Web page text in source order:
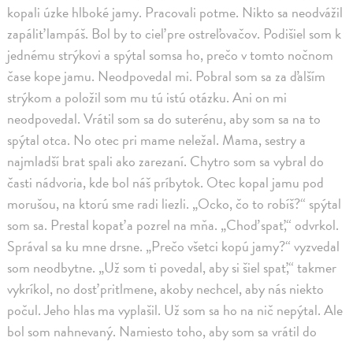
kopali úzke hlboké jamy. Pracovali potme. Nikto sa neodvážil
zapáliť lampáš. Bol by to cieľ pre ostreľovačov. Podišiel som k
jednému strýkovi a spýtal somsa ho, prečo v tomto nočnom
čase kope jamu. Neodpovedal mi. Pobral som sa za ďalším
strýkom a položil som mu tú istú otázku. Ani on mi
neodpovedal. Vrátil som sa do suterénu, aby som sa na to
spýtal otca. No otec pri mame neležal. Mama, sestry a
najmladší brat spali ako zarezaní. Chytro som sa vybral do
časti nádvoria, kde bol náš príbytok. Otec kopal jamu pod
morušou, na ktorú sme radi liezli. „Ocko, čo to robíš?“ spýtal
som sa. Prestal kopať a pozrel na mňa. „Choď spať,“ odvrkol.
Správal sa ku mne drsne. „Prečo všetci kopú jamy?“ vyzvedal
som neodbytne. „Už som ti povedal, aby si šiel spať,“ takmer
vykríkol, no dosť pritlmene, akoby nechcel, aby nás niekto
počul. Jeho hlas ma vyplašil. Už som sa ho na nič nepýtal. Ale
bol som nahnevaný. Namiesto toho, aby som sa vrátil do